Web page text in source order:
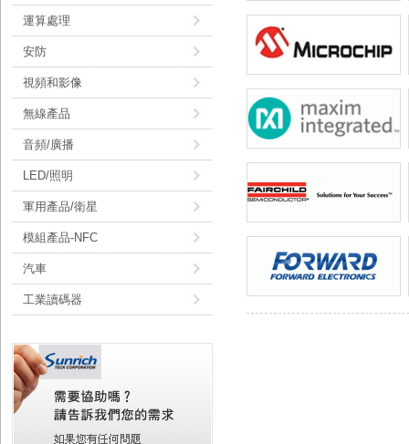
運算處理
安防
視頻和影像
無線產品
音頻/廣播
LED/照明
軍用產品/衛星
模組產品-NFC
汽車
工業讀碼器